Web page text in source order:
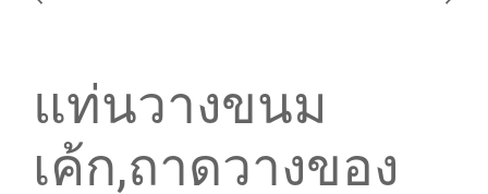
แท่นวางขนม
เค้ก,ถาดวางของ